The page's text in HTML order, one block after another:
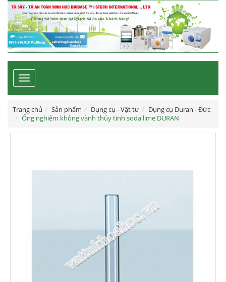
Toggle
navigation
Trang chủ Sản phẩm Dụng cụ - Vật tư
Dụng cụ Duran - Đức
Ống nghiệm không vành thủy tinh soda lime DURAN